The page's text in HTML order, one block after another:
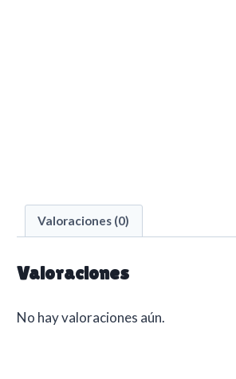
Valoraciones (0)
Valoraciones
No hay valoraciones aún.